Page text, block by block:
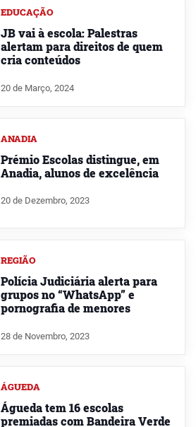
EDUCAÇÃO
JB vai à escola: Palestras
alertam para direitos de quem
cria conteúdos
20 de Março, 2024
ANADIA
Prémio Escolas distingue, em
Anadia, alunos de excelência
20 de Dezembro, 2023
REGIÃO
Polícia Judiciária alerta para
grupos no “WhatsApp” e
pornografia de menores
28 de Novembro, 2023
ÁGUEDA
Águeda tem 16 escolas
premiadas com Bandeira Verde